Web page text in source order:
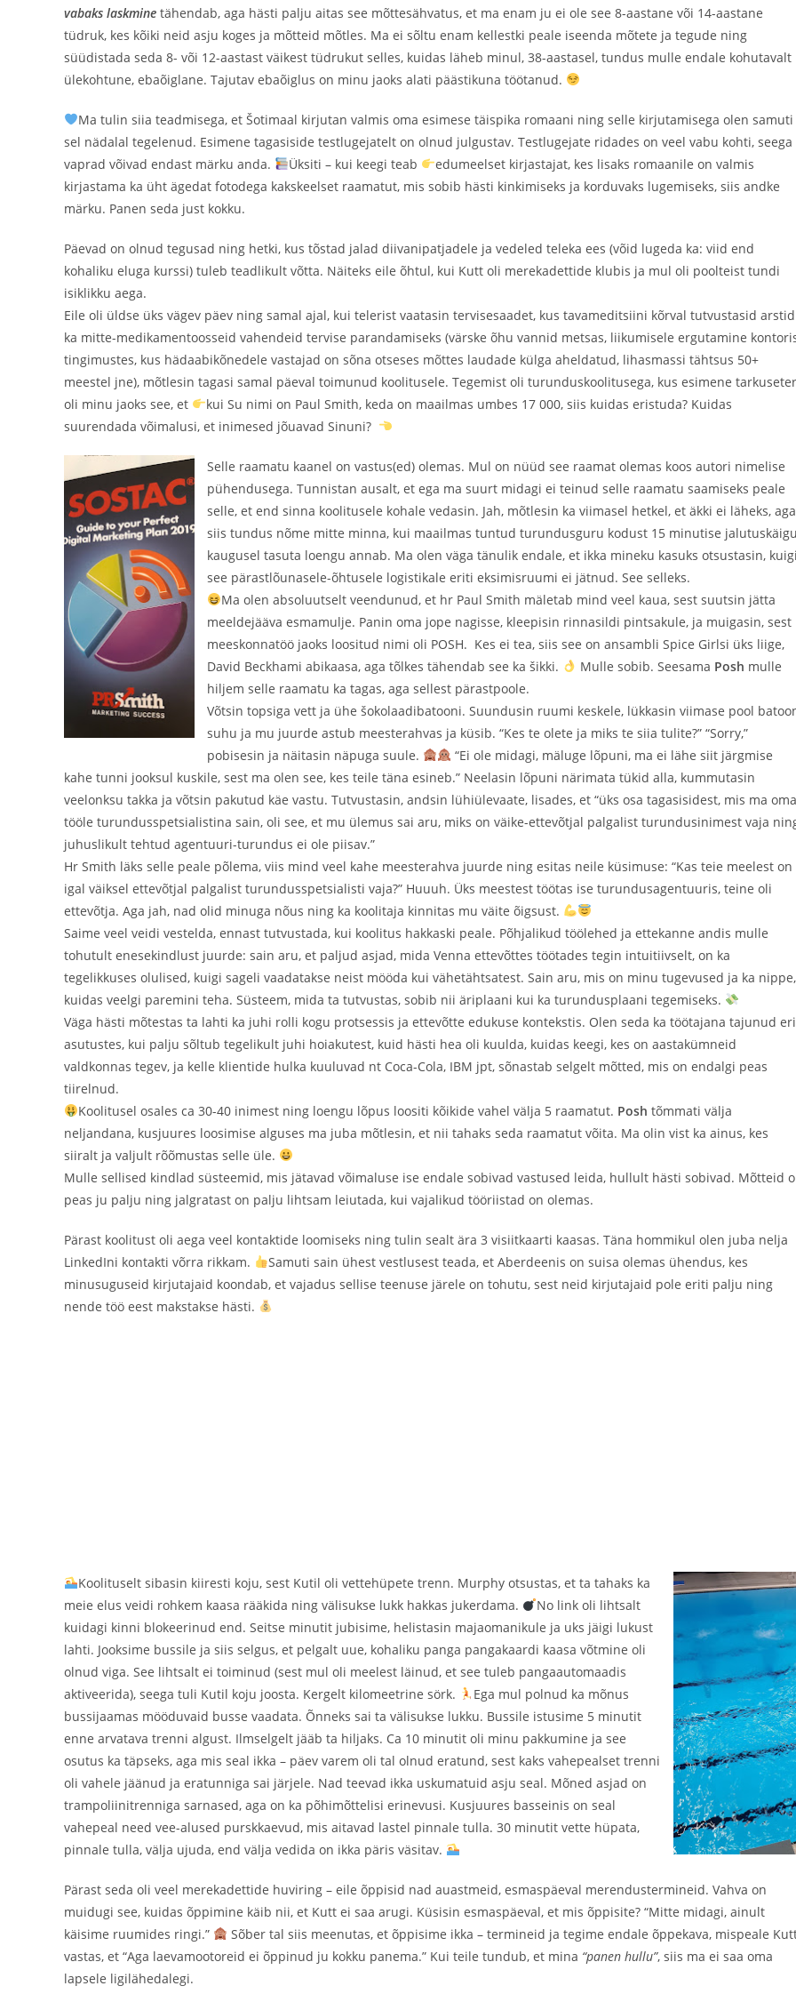
vabaks laskmine tähendab, aga hästi palju aitas see mõttesähvatus, et ma enam ju ei ole see 8-aastane või 14-aastane
tüdruk, kes kõiki neid asju koges ja mõtteid mõtles. Ma ei sõltu enam kellestki peale iseenda mõtete ja tegude ning
süüdistada seda 8- või 12-aastast väikest tüdrukut selles, kuidas läheb minul, 38-aastasel, tundus mulle endale kohutavalt
ülekohtune, ebaõiglane. Tajutav ebaõiglus on minu jaoks alati päästikuna töötanud.
Ma tulin siia teadmisega, et Šotimaal kirjutan valmis oma esimese täispika romaani ning selle kirjutamisega olen samuti
sel nädalal tegelenud. Esimene tagasiside testlugejatelt on olnud julgustav. Testlugejate ridades on veel vabu kohti, seega
vaprad võivad endast märku anda.
Üksiti – kui keegi teab
edumeelset kirjastajat, kes lisaks romaanile on valmis
kirjastama ka üht ägedat fotodega kakskeelset raamatut, mis sobib hästi kinkimiseks ja korduvaks lugemiseks, siis andke
märku. Panen seda just kokku.
Päevad on olnud tegusad ning hetki, kus tõstad jalad diivanipatjadele ja vedeled teleka ees (võid lugeda ka: viid end
kohaliku eluga kurssi) tuleb teadlikult võtta. Näiteks eile õhtul, kui Kutt oli merekadettide klubis ja mul oli poolteist tundi
isiklikku aega.
Eile oli üldse üks vägev päev ning samal ajal, kui telerist vaatasin tervisesaadet, kus tavameditsiini kõrval tutvustasid arstid
ka mitte-medikamentoosseid vahendeid tervise parandamiseks (värske õhu vannid metsas, liikumisele ergutamine
tingimustes, kus hädaabikõnedele vastajad on sõna otseses mõttes laudade külga aheldatud, lihasmassi tähtsus 50+
meestel jne), mõtlesin tagasi samal päeval toimunud koolitusele. Tegemist oli turunduskoolitusega, kus esimene
oli minu jaoks see, et
kui Su nimi on Paul Smith, keda on maailmas umbes 17 000, siis kuidas eristuda? Kuidas
suurendada võimalusi, et inimesed jõuavad Sinuni?
Selle raamatu kaanel on vastus(ed) olemas. Mul on nüüd see raamat olemas koos autori nimelise
pühendusega. Tunnistan ausalt, et ega ma suurt midagi ei teinud selle raamatu saamiseks peale
selle, et end sinna koolitusele kohale vedasin. Jah, mõtlesin ka viimasel hetkel, et äkki ei läheks, aga
siis tundus nõme mitte minna, kui maailmas tuntud turundusguru kodust 15 minutise
kaugusel tasuta loengu annab. Ma olen väga tänulik endale, et ikka mineku kasuks otsustasin,
see pärastlõunasele-õhtusele logistikale eriti eksimisruumi ei jätnud. See selleks.
Ma olen absoluutselt veendunud, et hr Paul Smith mäletab mind veel kaua, sest suutsin jätta
meeldejääva esmamulje. Panin oma jope nagisse, kleepisin rinnasildi pintsakule, ja muigasin, sest
meeskonnatöö jaoks loositud nimi oli POSH. Kes ei tea, siis see on ansambli Spice Girlsi üks liige,
David Beckhami abikaasa, aga tõlkes tähendab see ka šikki.
Mulle sobib. Seesama Posh mulle
hiljem selle raamatu ka tagas, aga sellest pärastpoole.
Võtsin topsiga vett ja ühe šokolaadibatooni. Suundusin ruumi keskele, lükkasin viimase pool
suhu ja mu juurde astub meesterahvas ja küsib. “Kes te olete ja miks te siia tulite?” “Sorry,”
pobisesin ja näitasin näpuga suule.
“Ei ole midagi, mäluge lõpuni, ma ei lähe siit järgmise
kahe tunni jooksul kuskile, sest ma olen see, kes teile täna esineb.” Neelasin lõpuni närimata tükid alla, kummutasin
veelonksu takka ja võtsin pakutud käe vastu. Tutvustasin, andsin lühiülevaate, lisades, et “üks osa tagasisidest, mis ma oma
tööle turundusspetsialistina sain, oli see, et mu ülemus sai aru, miks on väike-ettevõtjal palgalist turundusinimest vaja
juhuslikult tehtud agentuuri-turundus ei ole piisav.”
Hr Smith läks selle peale põlema, viis mind veel kahe meesterahva juurde ning esitas neile küsimuse: “Kas teie meelest on
igal väiksel ettevõtjal palgalist turundusspetsialisti vaja?” Huuuh. Üks meestest töötas ise turundusagentuuris, teine oli
ettevõtja. Aga jah, nad olid minuga nõus ning ka koolitaja kinnitas mu väite õigsust.
Saime veel veidi vestelda, ennast tutvustada, kui koolitus hakkaski peale. Põhjalikud töölehed ja ettekanne andis mulle
tohutult enesekindlust juurde: sain aru, et paljud asjad, mida Venna ettevõttes töötades tegin intuitiivselt, on ka
tegelikkuses olulised, kuigi sageli vaadatakse neist mööda kui vähetähtsatest. Sain aru, mis on minu tugevused ja ka nippe,
kuidas veelgi paremini teha. Süsteem, mida ta tutvustas, sobib nii äriplaani kui ka turundusplaani tegemiseks.
Väga hästi mõtestas ta lahti ka juhi rolli kogu protsessis ja ettevõtte edukuse kontekstis. Olen seda ka töötajana tajunud eri
asutustes, kui palju sõltub tegelikult juhi hoiakutest, kuid hästi hea oli kuulda, kuidas keegi, kes on aastakümneid
valdkonnas tegev, ja kelle klientide hulka kuuluvad nt Coca-Cola, IBM jpt, sõnastab selgelt mõtted, mis on endalgi peas
tiirelnud.
Koolitusel osales ca 30-40 inimest ning loengu lõpus loositi kõikide vahel välja 5 raamatut. Posh tõmmati välja
neljandana, kusjuures loosimise alguses ma juba mõtlesin, et nii tahaks seda raamatut võita. Ma olin vist ka ainus, kes
siiralt ja valjult rõõmustas selle üle.
Mulle sellised kindlad süsteemid, mis jätavad võimaluse ise endale sobivad vastused leida, hullult hästi sobivad. Mõtteid
peas ju palju ning jalgratast on palju lihtsam leiutada, kui vajalikud tööriistad on olemas.
Pärast koolitust oli aega veel kontaktide loomiseks ning tulin sealt ära 3 visiitkaarti kaasas. Täna hommikul olen juba nelja
LinkedIni kontakti võrra rikkam.
Samuti sain ühest vestlusest teada, et Aberdeenis on suisa olemas ühendus, kes
minusuguseid kirjutajaid koondab, et vajadus sellise teenuse järele on tohutu, sest neid kirjutajaid pole eriti palju ning
nende töö eest makstakse hästi.
Koolituselt sibasin kiiresti koju, sest Kutil oli vettehüpete trenn. Murphy otsustas, et ta tahaks ka
meie elus veidi rohkem kaasa rääkida ning välisukse lukk hakkas jukerdama.
No link oli lihtsalt
kuidagi kinni blokeerinud end. Seitse minutit jubisime, helistasin majaomanikule ja uks jäigi lukust
lahti. Jooksime bussile ja siis selgus, et pelgalt uue, kohaliku panga pangakaardi kaasa võtmine oli
olnud viga. See lihtsalt ei toiminud (sest mul oli meelest läinud, et see tuleb pangaautomaadis
aktiveerida), seega tuli Kutil koju joosta. Kergelt kilomeetrine sörk.
Ega mul polnud ka mõnus
bussijaamas mööduvaid busse vaadata. Õnneks sai ta välisukse lukku. Bussile istusime 5 minutit
enne arvatava trenni algust. Ilmselgelt jääb ta hiljaks. Ca 10 minutit oli minu pakkumine ja see
osutus ka täpseks, aga mis seal ikka – päev varem oli tal olnud eratund, sest kaks vahepealset trenni
oli vahele jäänud ja eratunniga sai järjele. Nad teevad ikka uskumatuid asju seal. Mõned asjad on
trampoliinitrenniga sarnased, aga on ka põhimõttelisi erinevusi. Kusjuures basseinis on seal
vahepeal need vee-alused purskkaevud, mis aitavad lastel pinnale tulla. 30 minutit vette hüpata,
pinnale tulla, välja ujuda, end välja vedida on ikka päris väsitav.
Pärast seda oli veel merekadettide huviring – eile õppisid nad auastmeid, esmaspäeval merendustermineid. Vahva on
muidugi see, kuidas õppimine käib nii, et Kutt ei saa arugi. Küsisin esmaspäeval, et mis õppisite? “Mitte midagi, ainult
käisime ruumides ringi.”
Sõber tal siis meenutas, et õppisime ikka – termineid ja tegime endale õppekava, mispeale
vastas, et “Aga laevamootoreid ei õppinud ju kokku panema.” Kui teile tundub, et mina “panen hullu”, siis ma ei saa oma
lapsele ligilähedalegi.